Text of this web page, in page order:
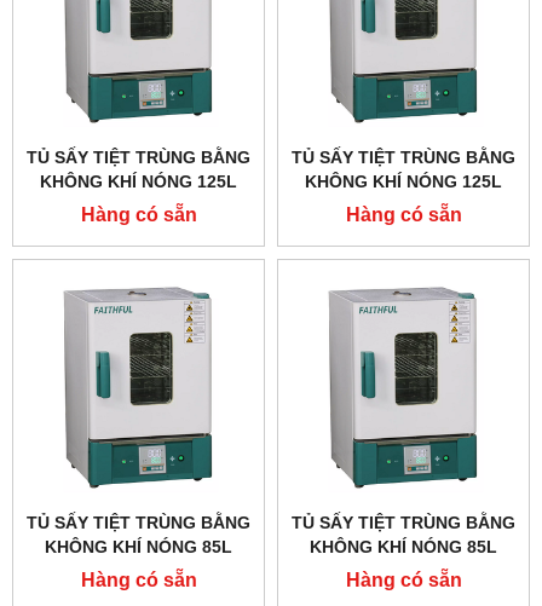
TỦ SẤY TIỆT TRÙNG BẰNG
KHÔNG KHÍ NÓNG 125L
FAITHFUL GX-125BE
Hàng có sẵn
TỦ SẤY TIỆT TRÙNG BẰNG
KHÔNG KHÍ NÓNG 125L
FAITHFUL GX-125B
Hàng có sẵn
TỦ SẤY TIỆT TRÙNG BẰNG
KHÔNG KHÍ NÓNG 85L
FAITHFUL GX-85BE
Hàng có sẵn
TỦ SẤY TIỆT TRÙNG BẰNG
KHÔNG KHÍ NÓNG 85L
FAITHFUL GX-85B
Hàng có sẵn